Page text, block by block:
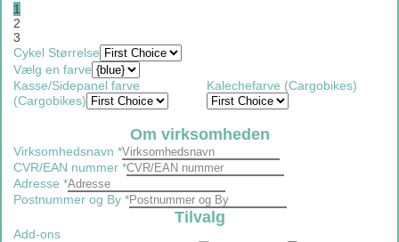
1
2
3
Cykel Størrelse
Vælg en farve
Kasse/Sidepanel farve
(Cargobikes)
Kalechefarve (Cargobikes)
Om virksomheden
Virksomhedsnavn*
CVR/EAN nummer*
Adresse*
Postnummer og By*
Tilvalg
Add-ons